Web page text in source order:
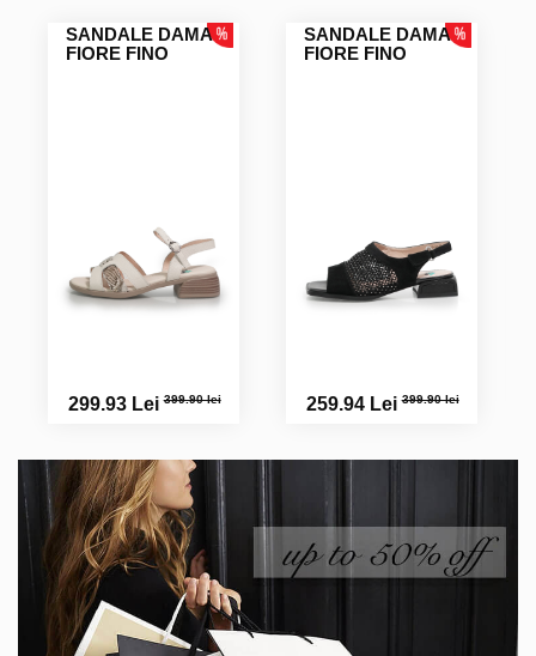
SANDALE DAMA
FIORE FINO
299.93 Lei399.90 lei
SANDALE DAMA
FIORE FINO
259.94 Lei399.90 lei